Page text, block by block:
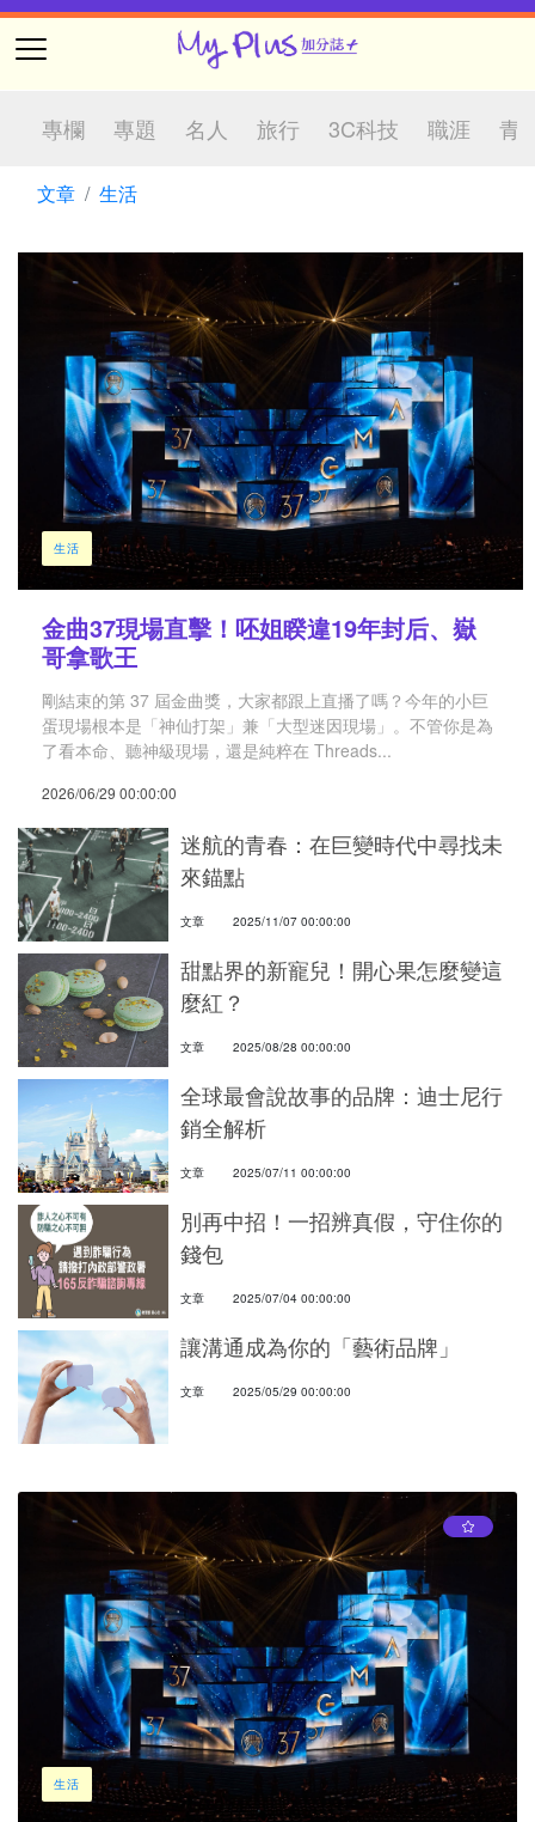
專欄 專題 名人 旅行 3C科技 職涯 青
社企 校園
文章 生活
生活
金曲37現場直擊！呸姐睽違19年封后、嶽
哥拿歌王
剛結束的第 37 屆金曲獎，大家都跟上直播了嗎？今年的小巨
蛋現場根本是「神仙打架」兼「大型迷因現場」。不管你是為
了看本命、聽神級現場，還是純粹在 Threads...
2026/06/29 00:00:00
迷航的青春：在巨變時代中尋找未
來錨點
文章 2025/11/07 00:00:00
甜點界的新寵兒！開心果怎麼變這
麼紅？
文章 2025/08/28 00:00:00
全球最會說故事的品牌：迪士尼行
銷全解析
文章 2025/07/11 00:00:00
別再中招！一招辨真假，守住你的
錢包
文章 2025/07/04 00:00:00
讓溝通成為你的「藝術品牌」
文章 2025/05/29 00:00:00
生活